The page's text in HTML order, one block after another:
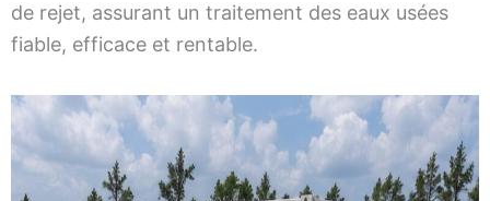
de rejet, assurant un traitement des eaux usées
fiable, efficace et rentable.